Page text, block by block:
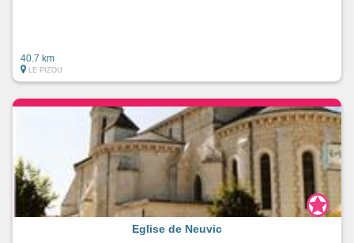
40.7 km
LE PIZOU
Eglise de Neuvic